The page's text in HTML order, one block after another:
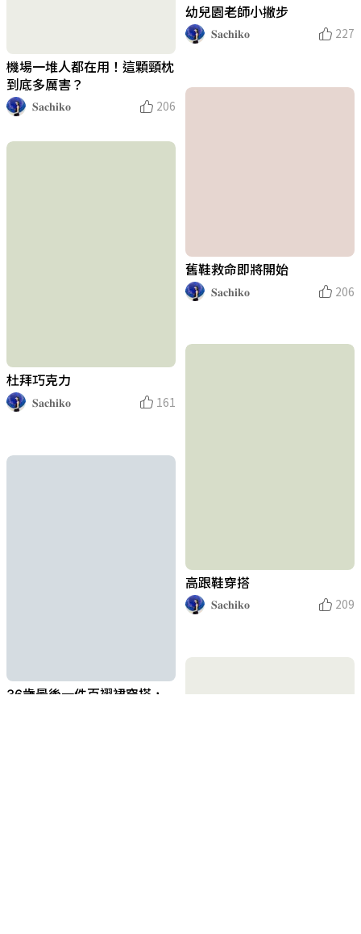
機場一堆人都在用！這顆頸枕
到底多厲害？
𝐒𝐚𝐜𝐡𝐢𝐤𝐨
206
幼兒園老師小撇步
𝐒𝐚𝐜𝐡𝐢𝐤𝐨
227
舊鞋救命即將開始
𝐒𝐚𝐜𝐡𝐢𝐤𝐨
206
杜拜巧克力
𝐒𝐚𝐜𝐡𝐢𝐤𝐨
161
高跟鞋穿搭
𝐒𝐚𝐜𝐡𝐢𝐤𝐨
209
36歲最後一件百褶裙穿搭，